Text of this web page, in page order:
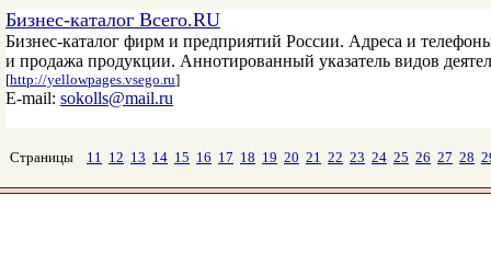
Бизнес-каталог Всего.RU
Бизнес-каталог фирм и предприятий России. Адреса и
и продажа продукции. Аннотированный указатель видов
[http://yellowpages.vsego.ru]
E-mail: sokolls@mail.ru
Страницы 11 12 13 14 15 16 17 18 19 20 21 22 23 24 25 26 27 28